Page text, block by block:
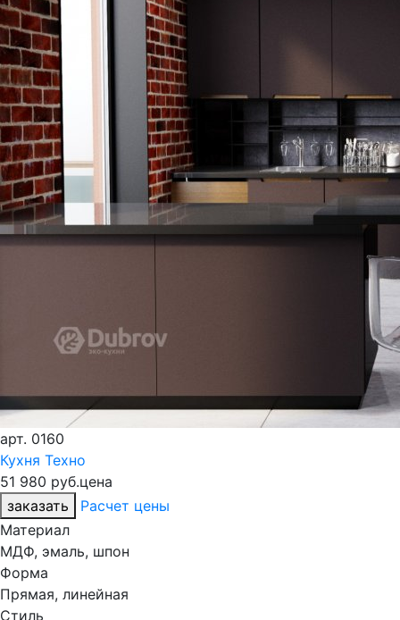
арт. 0160
Кухня Техно
51 980 руб.цена
заказать
Расчет цены
Материал
МДФ, эмаль, шпон
Форма
Прямая, линейная
Стиль